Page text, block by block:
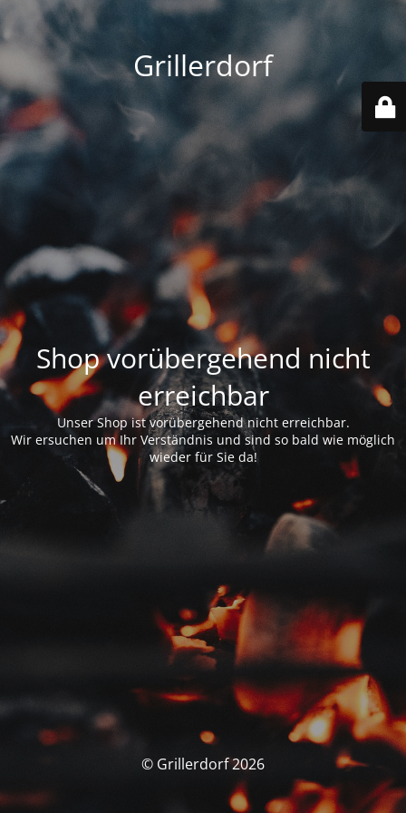
Grillerdorf
Shop vorübergehend nicht
erreichbar
Unser Shop ist vorübergehend nicht erreichbar.
Wir ersuchen um Ihr Verständnis und sind so bald wie möglich
wieder für Sie da!
© Grillerdorf 2026